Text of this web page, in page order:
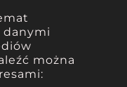
danymi
można